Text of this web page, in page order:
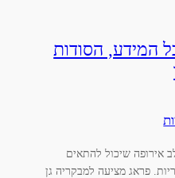
המידע, הסודות
אירופה שיכול להתאים
פראג מציעה למבקריה גן